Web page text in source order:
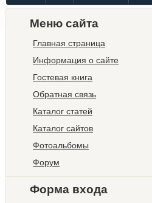
Меню сайта
Главная страница
Информация о сайте
Гостевая книга
Обратная связь
Каталог статей
Каталог сайтов
Фотоальбомы
Форум
Форма входа